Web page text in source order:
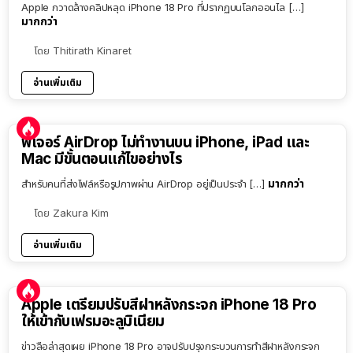
Apple กวาดล้างคลิปหลุด iPhone 18 Pro ที่ปรากฏบนโลกออนไล […]
มากกว่า
โดย Thitirath Kinaret
อ่านเพิ่มเติม
ฟีเจอร์ AirDrop ไม่ทำงานบน iPhone, iPad และ
Mac มีขั้นตอนแก้ไขอย่างไร
สำหรับคนที่ส่งไฟล์หรือรูปภาพผ่าน AirDrop อยู่เป็นประจำ […] มากกว่า
โดย Zakura Kim
อ่านเพิ่มเติม
Apple เตรียมปรับสีฝาหลังกระจก iPhone 18 Pro
ให้เข้ากับเฟรมอะลูมิเนียม
ข่าวลือล่าสุดเผย iPhone 18 Pro อาจปรับปรุงกระบวนการทำสีฝาหลังกระจก